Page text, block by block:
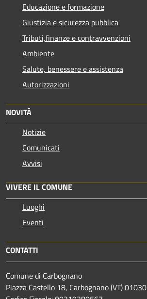
Educazione e formazione
Giustizia e sicurezza pubblica
Tributi,finanze e contravvenzioni
Ambiente
Salute, benessere e assistenza
Autorizzazioni
NOVITÀ
Notizie
Comunicati
Avvisi
VIVERE IL COMUNE
Luoghi
Eventi
CONTATTI
Comune di Carbognano
Piazza Castello 18, Carbognano (VT) 01030